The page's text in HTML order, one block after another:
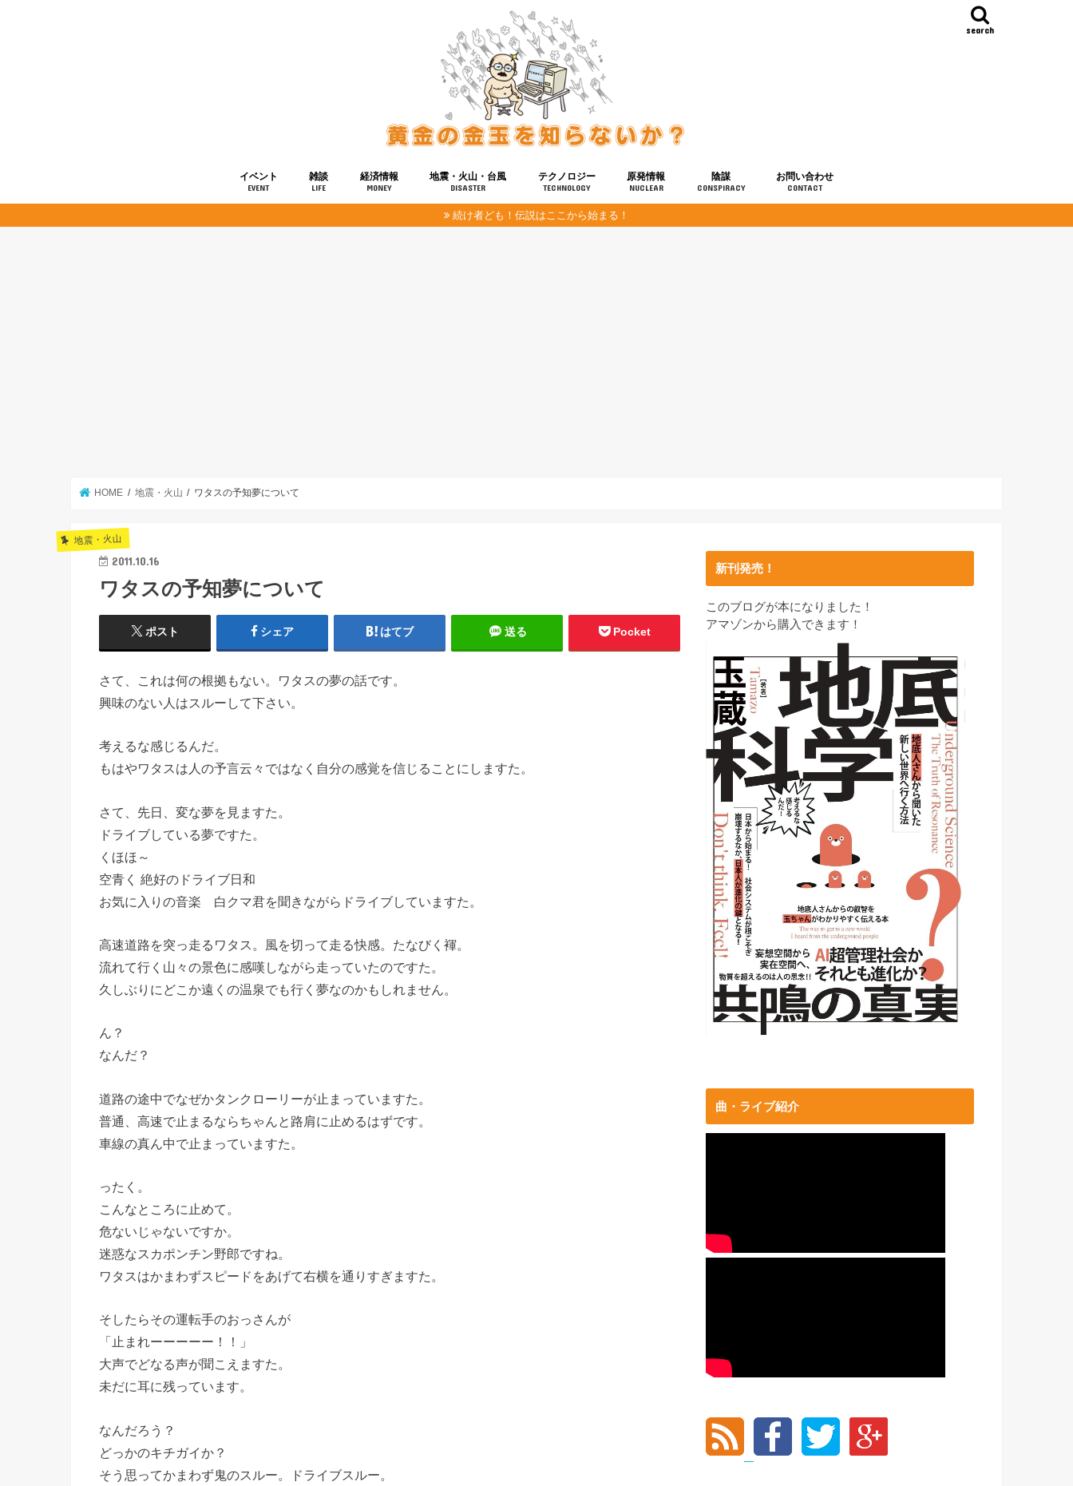
search
イベント
EVENT
雑談
LIFE
経済情報
MONEY
地震・火山・台風
DISASTER
テクノロジー
TECHNOLOGY
健康
宇宙
原発情報
NUCLEAR
陰謀
CONSPIRACY
お問い合わせ
CONTACT
続け者ども！伝説はここから始まる！
HOME 地震・火山 ワタスの予知夢について
地震・火山
2011.10.16
ワタスの予知夢について
ポスト シェア はてブ 送る Pocket
さて、これは何の根拠もない。ワタスの夢の話です。
興味のない人はスルーして下さい。
考えるな感じるんだ。
もはやワタスは人の予言云々ではなく自分の感覚を信じることにしますた。
さて、先日、変な夢を見ますた。
ドライブしている夢ですた。
くほほ～
空青く 絶好のドライブ日和
お気に入りの音楽 白クマ君を聞きながらドライブしていますた。
高速道路を突っ走るワタス。風を切って走る快感。たなびく褌。
流れて行く山々の景色に感嘆しながら走っていたのですた。
久しぶりにどこか遠くの温泉でも行く夢なのかもしれません。
ん？
なんだ？
道路の途中でなぜかタンクローリーが止まっていますた。
普通、高速で止まるならちゃんと路肩に止めるはずです。
車線の真ん中で止まっていますた。
ったく。
こんなところに止めて。
危ないじゃないですか。
迷惑なスカポンチン野郎ですね。
ワタスはかまわずスピードをあげて右横を通りすぎますた。
そしたらその運転手のおっさんが
「止まれーーーーー！！」
大声でどなる声が聞こえますた。
未だに耳に残っています。
なんだろう？
どっかのキチガイか？
そう思ってかまわず鬼のスルー。ドライブスルー。
新刊発売！
このブログが本になりました！
アマゾンから購入できます！
曲・ライブ紹介